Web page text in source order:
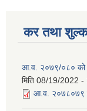
कर तथा
आ.व. २०७९/०८० को
मिति 08/19/2022 -
आ.व. २०७८०७९